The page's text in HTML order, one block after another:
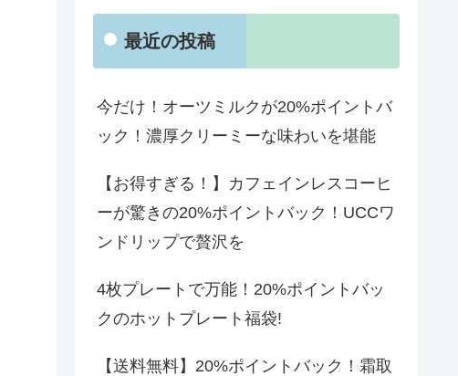
最近の投稿
今だけ！オーツミルクが20%ポイントバ
ック！濃厚クリーミーな味わいを堪能
【お得すぎる！】カフェインレスコーヒ
ーが驚きの20%ポイントバック！UCCワ
ンドリップで贅沢を
4枚プレートで万能！20%ポイントバッ
クのホットプレート福袋!
【送料無料】20%ポイントバック！霜取